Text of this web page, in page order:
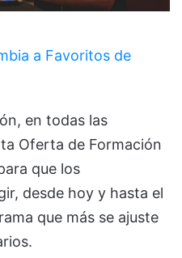
a Favoritos de
en todas las
Oferta de Formación
que los
desde hoy y hasta el
que más se ajuste